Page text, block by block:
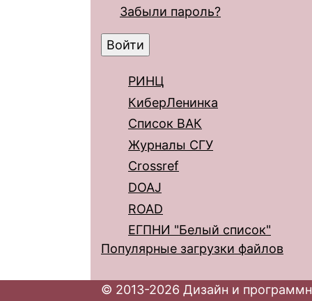
Забыли пароль?
РИНЦ
КиберЛенинка
Список ВАК
Журналы СГУ
Crossref
DOAJ
ROAD
ЕГПНИ "Белый список"
Популярные загрузки файлов
© 2013-2026 Дизайн и